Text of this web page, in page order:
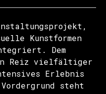
Kunstformen
Dem
Reiz vielfältiger
Erlebnis
steht